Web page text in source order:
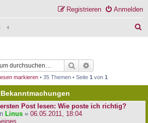
Anmelden
Registrieren
e
Suche
markieren • 35 Themen • Seite 1 von 1
Bekanntmachungen
Post lesen: Wie poste ich richtig?
Linus « 06.05.2011, 18:04